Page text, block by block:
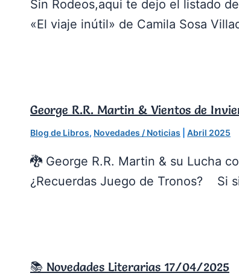
Sin Rodeos,aqui te dejo el listado
«El viaje inútil» de Camila Sosa
George R.R. Martin & Vientos de
Blog de Libros, Novedades / Noticias Abril 2025
🐉 George R.R. Martin & su Lucha
¿Recuerdas Juego de Tronos? Si
📚 Novedades Literarias 17/04/2025